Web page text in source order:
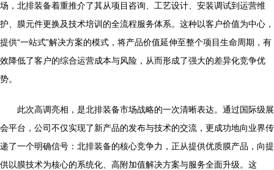
场，北排装备着重推介了其从项目咨询、工艺设计、安装调试到运营维
护、膜元件更换及技术培训的全流程服务体系。这种以客户价值为中心，
提供“一站式”解决方案的模式，将产品价值延伸至整个项目生命周期，有
效降低了客户的综合运营成本与风险，从而形成了强大的差异化竞争优
势。
此次高调亮相，是北排装备市场战略的一次清晰表达。通过国际级展
会平台，公司不仅实现了新产品的发布与技术的交流，更成功地向业界传
递了一个明确信号：北排装备的核心竞争力，正从提供优质膜产品，向提
供以膜技术为核心的系统化、高附加值解决方案与服务全面升级。这